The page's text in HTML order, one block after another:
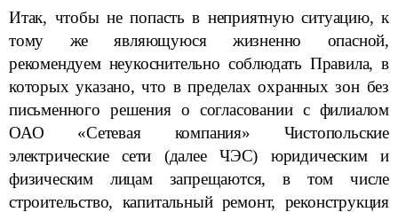
Итак, чтобы не попасть в неприятную ситуацию, к
тому же являющуюся жизненно опасной,
рекомендуем неукоснительно соблюдать Правила, в
которых указано, что в пределах охранных зон без
письменного решения о согласовании с филиалом
ОАО «Сетевая компания» Чистопольские
электрические сети (далее ЧЭС) юридическим и
физическим лицам запрещаются, в том числе
строительство, капитальный ремонт, реконструкция